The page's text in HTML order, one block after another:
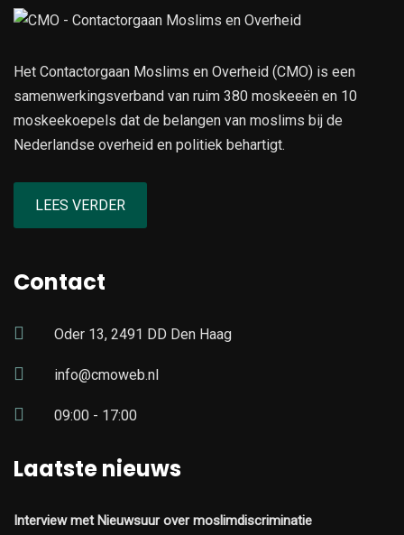
Het Contactorgaan Moslims en Overheid (CMO) is een
samenwerkingsverband van ruim 380 moskeeën en 10
moskeekoepels dat de belangen van moslims bij de
Nederlandse overheid en politiek behartigt.
LEES VERDER
Contact
Oder 13, 2491 DD Den Haag
info@cmoweb.nl
09:00 - 17:00
Laatste nieuws
Interview met Nieuwsuur over moslimdiscriminatie